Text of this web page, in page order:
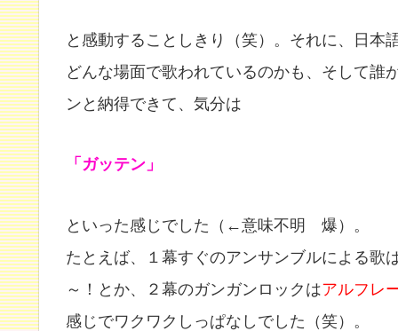
と感動することしきり（笑）。それに、日本
どんな場面で歌われているのかも、そして誰
ンと納得できて、気分は
「ガッテン」
といった感じでした（←意味不明 爆）。
たとえば、１幕すぐのアンサンブルによる歌
～！とか、２幕のガンガンロックはアルフレ
感じでワクワクしっぱなしでした（笑）。